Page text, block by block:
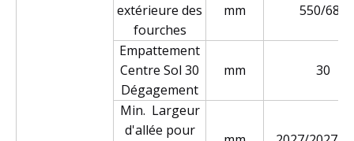
extérieure des
fourches
mm 550/685
Empattement
Centre Sol 30
Dégagement
mm 30
Min. Largeur
d'allée pour